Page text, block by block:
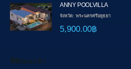
ANNY POOLVILLA
จังหวัด: พระนครศรีอยุธยา
5,900.00฿
ที่พักแนะนำ